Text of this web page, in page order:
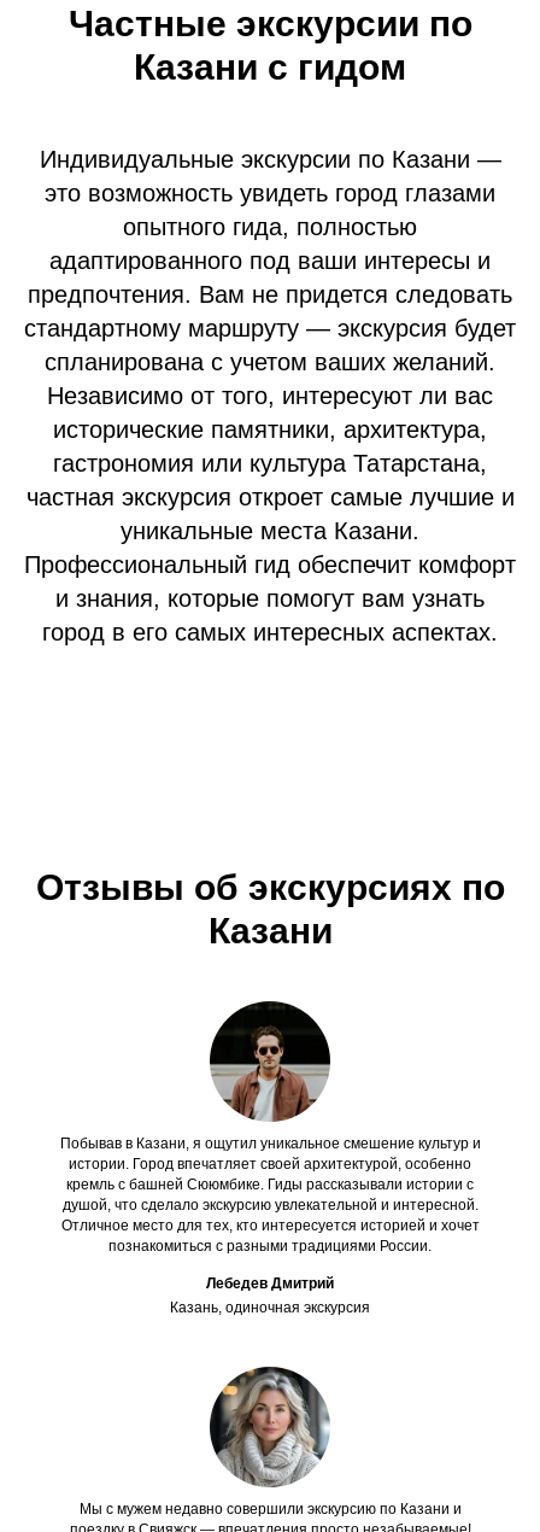
Частные экскурсии по
Казани с гидом
Индивидуальные экскурсии по Казани —
это возможность увидеть город глазами
опытного гида, полностью
адаптированного под ваши интересы и
предпочтения. Вам не придется следовать
стандартному маршруту — экскурсия будет
спланирована с учетом ваших желаний.
Независимо от того, интересуют ли вас
исторические памятники, архитектура,
гастрономия или культура Татарстана,
частная экскурсия откроет самые лучшие и
уникальные места Казани.
Профессиональный гид обеспечит комфорт
и знания, которые помогут вам узнать
город в его самых интересных аспектах.
Отзывы об экскурсиях по
Казани
Побывав в Казани, я ощутил уникальное смешение культур и
истории. Город впечатляет своей архитектурой, особенно
кремль с башней Сююмбике. Гиды рассказывали истории с
душой, что сделало экскурсию увлекательной и интересной.
Отличное место для тех, кто интересуется историей и хочет
познакомиться с разными традициями России.
Лебедев Дмитрий
Казань, одиночная экскурсия
Мы с мужем недавно совершили экскурсию по Казани и